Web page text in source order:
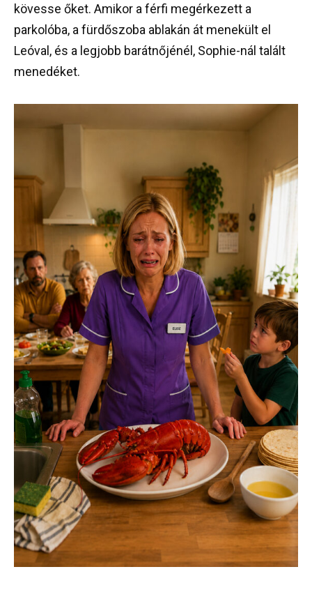
kövesse őket. Amikor a férfi megérkezett a
parkolóba, a fürdőszoba ablakán át menekült el
Leóval, és a legjobb barátnőjénél, Sophie-nál talált
menedéket.